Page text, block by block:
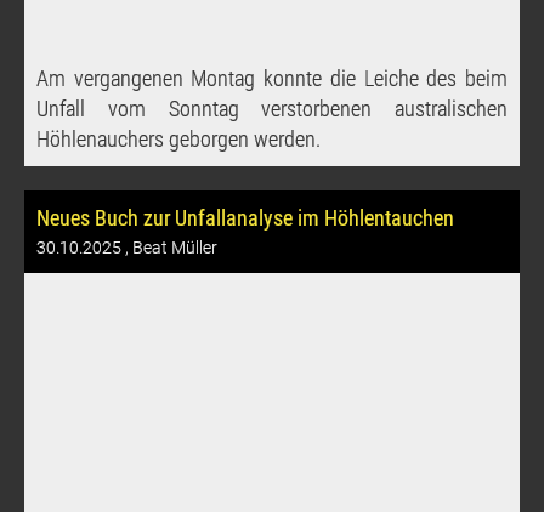
Am vergangenen Montag konnte die Leiche des beim
Unfall vom Sonntag verstorbenen australischen
Höhlenauchers geborgen werden.
Neues Buch zur Unfallanalyse im Höhlentauchen
30.10.2025 , Beat Müller